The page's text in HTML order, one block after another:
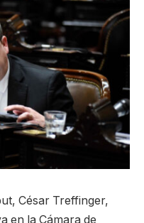
César Treffinger,
en la Cámara de